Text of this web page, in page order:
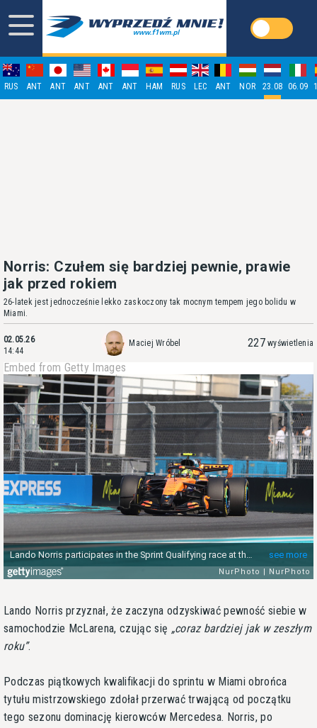
RUS ANT ANT ANT ANT ANT HAM RUS LEC ANT NOR 23.08 06.09
Norris: Czułem się bardziej pewnie, prawie
jak przed rokiem
26-latek jest jednocześnie lekko zaskoczony tak mocnym tempem jego bolidu w
Miami.
02.05.26
14:44
Maciej Wróbel 227 wyświetlenia
Embed from Getty Images
Lando Norris przyznał, że zaczyna odzyskiwać pewność siebie w
samochodzie McLarena, czując się coraz bardziej jak w zeszłym
roku .
Podczas piątkowych kwalifikacji do sprintu w Miami obrońca
tytułu mistrzowskiego zdołał przerwać trwającą od początku
tego sezonu dominację kierowców Mercedesa. Norris, po